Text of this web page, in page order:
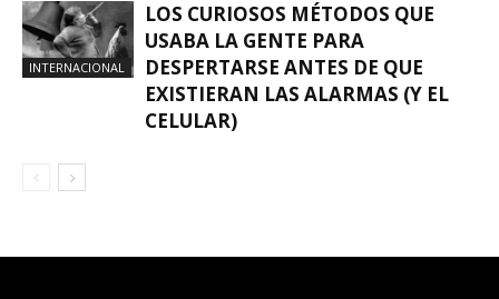
INTERNACIONAL
LOS CURIOSOS MÉTODOS QUE
USABA LA GENTE PARA
DESPERTARSE ANTES DE QUE
EXISTIERAN LAS ALARMAS (Y EL
CELULAR)